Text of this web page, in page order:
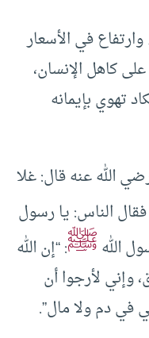
في الأسعار
كاهل الإنسان،
تهوي بإيمانه
الله عنه قال: غلا
فقال الناس: يا رسول
اللهﷺ: “إن الله
وإني لأرجوا أن
في دم ولا مال”.